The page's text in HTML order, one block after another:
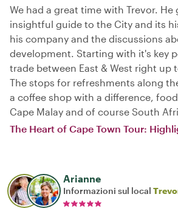
We had a great time with Trevor. He
insightful guide to the City and its
his company and the discussions
development. Starting with it's key
trade between East & West right up
The stops for refreshments along
a coffee shop with a difference,
Cape Malay and of course South
The Heart of Cape Town Tour:
Arianne
Informazioni sul local